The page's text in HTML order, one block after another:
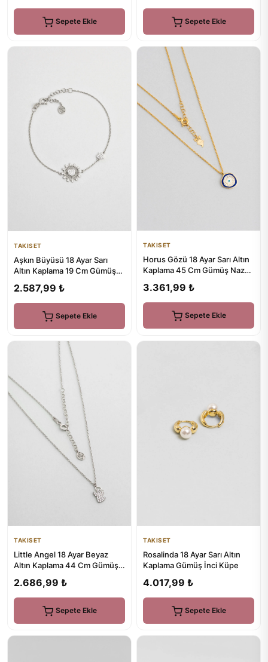
Sepete Ekle Sepete Ekle
TAKISET
Aşkın Büyüsü 18 Ayar Sarı
Altın Kaplama 19 Cm Gümüş
2.587,99 ₺
Sepete Ekle
TAKISET
Horus Gözü 18 Ayar Sarı Altın
Kaplama 45 Cm Gümüş Nazar
3.361,99 ₺
Sepete Ekle
TAKISET
Little Angel 18 Ayar Beyaz
Altın Kaplama 44 Cm Gümüş
2.686,99 ₺
Sepete Ekle
TAKISET
Rosalinda 18 Ayar Sarı Altın
Kaplama Gümüş İnci Küpe
4.017,99 ₺
Sepete Ekle